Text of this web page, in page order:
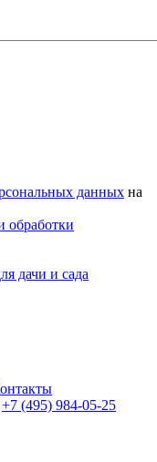
данных на
обработки
дачи и сада
+7 (495) 984-05-25